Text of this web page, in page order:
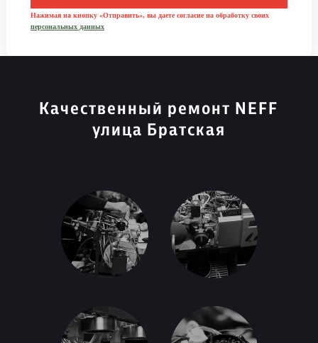
Нажимая на кнопку «Отправить», вы даете согласие на обработку своих
персональных данных
Качественный ремонт NEFF
улица Братская